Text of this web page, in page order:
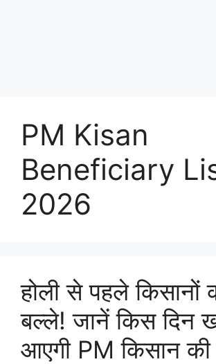
PM Kisan
Beneficiary
2026
होली से पहले किसानों
बल्ले! जानें किस दिन
आएगी PM किसान